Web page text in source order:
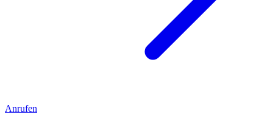
Anrufen